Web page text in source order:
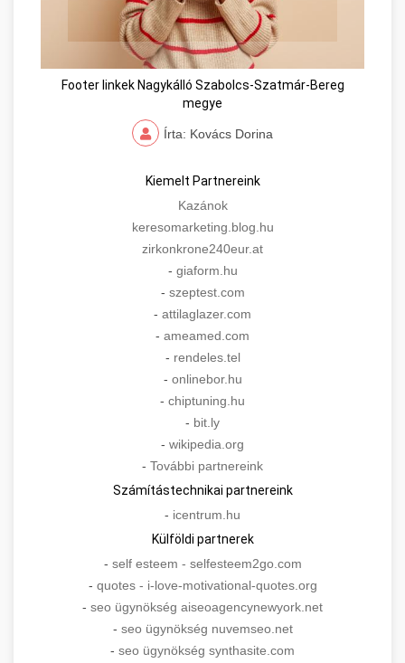
Footer linkek Nagykálló Szabolcs-Szatmár-Bereg
megye
Írta: Kovács Dorina
Kiemelt Partnereink
Kazánok
keresomarketing.blog.hu
zirkonkrone240eur.at
- giaform.hu
- szeptest.com
- attilaglazer.com
- ameamed.com
- rendeles.tel
- onlinebor.hu
- chiptuning.hu
- bit.ly
- wikipedia.org
- További partnereink
Számítástechnikai partnereink
- icentrum.hu
Külföldi partnerek
- self esteem - selfesteem2go.com
- quotes - i-love-motivational-quotes.org
- seo ügynökség aiseoagencynewyork.net
- seo ügynökség nuvemseo.net
- seo ügynökség synthasite.com